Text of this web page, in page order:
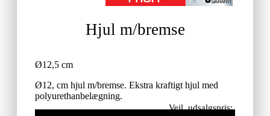
Hjul m/bremse
Ø12,5 cm
Ø12, cm hjul m/bremse. Ekstra kraftigt hjul med
polyurethanbelægning.
Vejl. udsalgspris: